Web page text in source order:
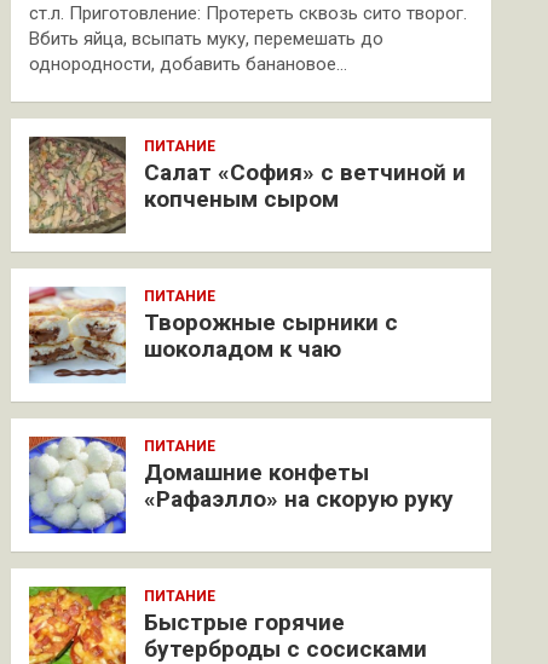
ст.л. Приготовление: Протереть сквозь сито творог.
Вбить яйца, всыпать муку, перемешать до
однородности, добавить банановое…
ПИТАНИЕ
Салат «София» с ветчиной и
копченым сыром
ПИТАНИЕ
Творожные сырники с
шоколадом к чаю
ПИТАНИЕ
Домашние конфеты
«Рафаэлло» на скорую руку
ПИТАНИЕ
Быстрые горячие
бутерброды с сосисками